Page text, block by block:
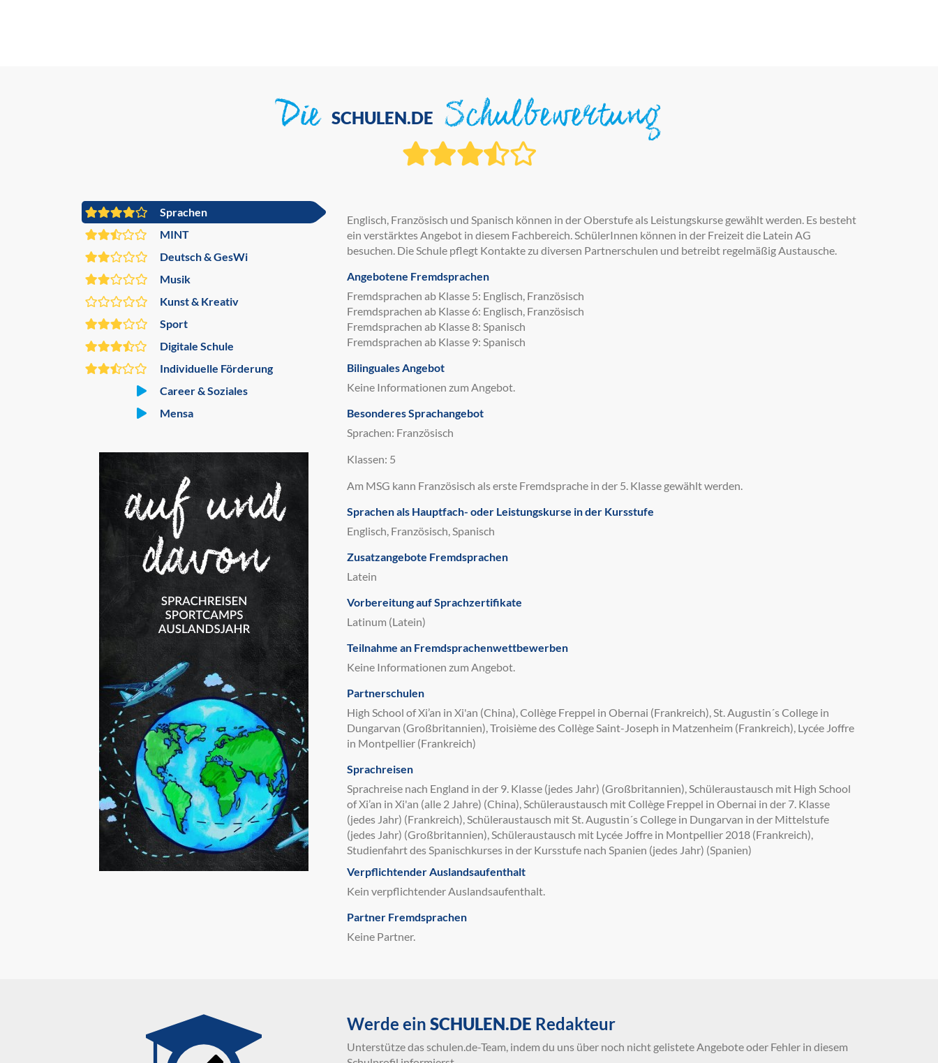
Die SCHULEN.DE Schulbewertung
Sprachen
MINT
Deutsch & GesWi
Musik
Kunst & Kreativ
Sport
Digitale Schule
Individuelle Förderung
Career & Soziales
Mensa
Englisch, Französisch und Spanisch können in der Oberstufe als Leistungskurse gewählt werden. Es besteht
ein verstärktes Angebot in diesem Fachbereich. SchülerInnen können in der Freizeit die Latein AG
besuchen. Die Schule pflegt Kontakte zu diversen Partnerschulen und betreibt regelmäßig Austausche.
Angebotene Fremdsprachen
Fremdsprachen ab Klasse 5: Englisch, Französisch
Fremdsprachen ab Klasse 6: Englisch, Französisch
Fremdsprachen ab Klasse 8: Spanisch
Fremdsprachen ab Klasse 9: Spanisch
Bilinguales Angebot
Keine Informationen zum Angebot.
Besonderes Sprachangebot
Sprachen: Französisch
Klassen: 5
Am MSG kann Französisch als erste Fremdsprache in der 5. Klasse gewählt werden.
Sprachen als Hauptfach- oder Leistungskurse in der Kursstufe
Englisch, Französisch, Spanisch
Zusatzangebote Fremdsprachen
Latein
Vorbereitung auf Sprachzertifikate
Latinum (Latein)
Teilnahme an Fremdsprachenwettbewerben
Keine Informationen zum Angebot.
Partnerschulen
High School of Xi’an in Xi'an (China), Collège Freppel in Obernai (Frankreich), St. Augustin´s College in
Dungarvan (Großbritannien), Troisième des Collège Saint-Joseph in Matzenheim (Frankreich), Lycée Joffre
in Montpellier (Frankreich)
Sprachreisen
Sprachreise nach England in der 9. Klasse (jedes Jahr) (Großbritannien), Schüleraustausch mit High School
of Xi’an in Xi'an (alle 2 Jahre) (China), Schüleraustausch mit Collège Freppel in Obernai in der 7. Klasse
(jedes Jahr) (Frankreich), Schüleraustausch mit St. Augustin´s College in Dungarvan in der Mittelstufe
(jedes Jahr) (Großbritannien), Schüleraustausch mit Lycée Joffre in Montpellier 2018 (Frankreich),
Studienfahrt des Spanischkurses in der Kursstufe nach Spanien (jedes Jahr) (Spanien)
Verpflichtender Auslandsaufenthalt
Kein verpflichtender Auslandsaufenthalt.
Partner Fremdsprachen
Keine Partner.
Werde ein SCHULEN.DE Redakteur
Unterstütze das schulen.de-Team, indem du uns über noch nicht gelistete Angebote oder Fehler in diesem